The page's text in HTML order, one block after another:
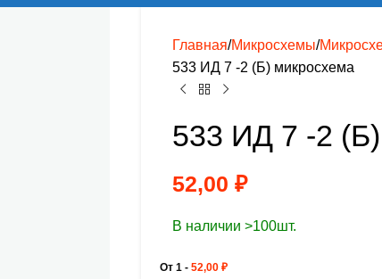
Главная Микросхемы
533 ИД 7 -2 (Б) микросхема
533 ИД 7 -2
52,00 ₽
В наличии >100шт.
От 1 - 52,00 ₽